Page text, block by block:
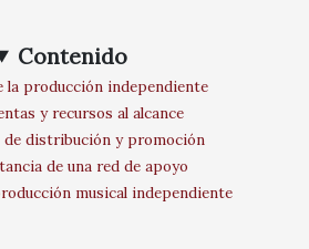
Contenido
la producción independiente
y recursos al alcance
distribución y promoción
de una red de apoyo
musical independiente